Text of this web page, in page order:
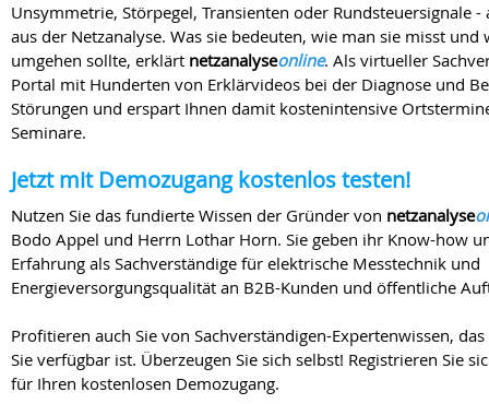
Unsymmetrie, Störpegel, Transienten oder Rundsteuersignale
aus der Netzanalyse. Was sie bedeuten, wie man sie misst
umgehen sollte, erklärt netzanalyseonline. Als virtueller
Portal mit Hunderten von Erklärvideos bei der Diagnose und
Störungen und erspart Ihnen damit kostenintensive
Seminare.
Jetzt mit Demozugang kostenlos testen!
Nutzen Sie das fundierte Wissen der Gründer von netzanalyse
Bodo Appel und Herrn Lothar Horn. Sie geben ihr Know-how
Erfahrung als Sachverständige für elektrische Messtechnik und
Energieversorgungsqualität an B2B-Kunden und öffentliche
Profitieren auch Sie von Sachverständigen-Expertenwissen,
Sie verfügbar ist. Überzeugen Sie sich selbst! Registrieren Sie
für Ihren kostenlosen Demozugang.